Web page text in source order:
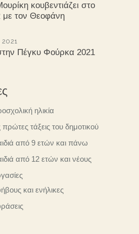
κουβεντιάζει στο
με τον Θεοφάνη
Πέγκυ Φούρκα 2021
ηλικία
πρώτες τάξεις του δημοτικού
από 9 ετών και πάνω
από 12 ετών και νέους
και ενήλικες